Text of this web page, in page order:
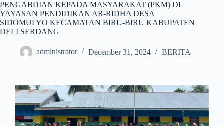
PENGABDIAN KEPADA MASYARAKAT (PKM) DI
YAYASAN PENDIDIKAN AR-RIDHA DESA
SIDOMULYO KECAMATAN BIRU-BIRU KABUPATEN
DELI SERDANG
administrator December 31, 2024 BERITA